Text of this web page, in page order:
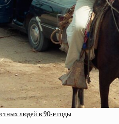
людей в 90-е годы